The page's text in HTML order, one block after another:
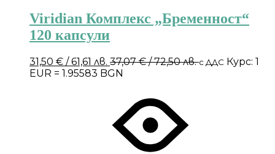
Viridian Комплекс „Бременност“
120 капсули
31,50 € / 61,61 лв. 37,07€/ 72,50 лв.с ДДС Курс: 1
EUR = 1.95583 BGN